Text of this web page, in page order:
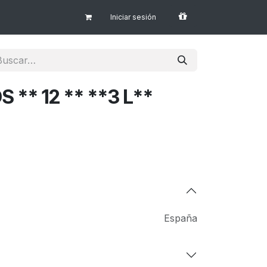
Iniciar sesión
** 12 ** **3 L**
España